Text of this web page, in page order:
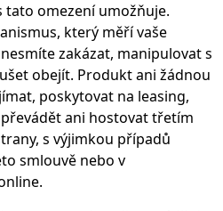
omezení umožňuje.
který měří vaše
zakázat, manipulovat s
obejít. Produkt ani žádnou
poskytovat na leasing,
ani hostovat třetím
s výjimkou případů
smlouvě nebo v